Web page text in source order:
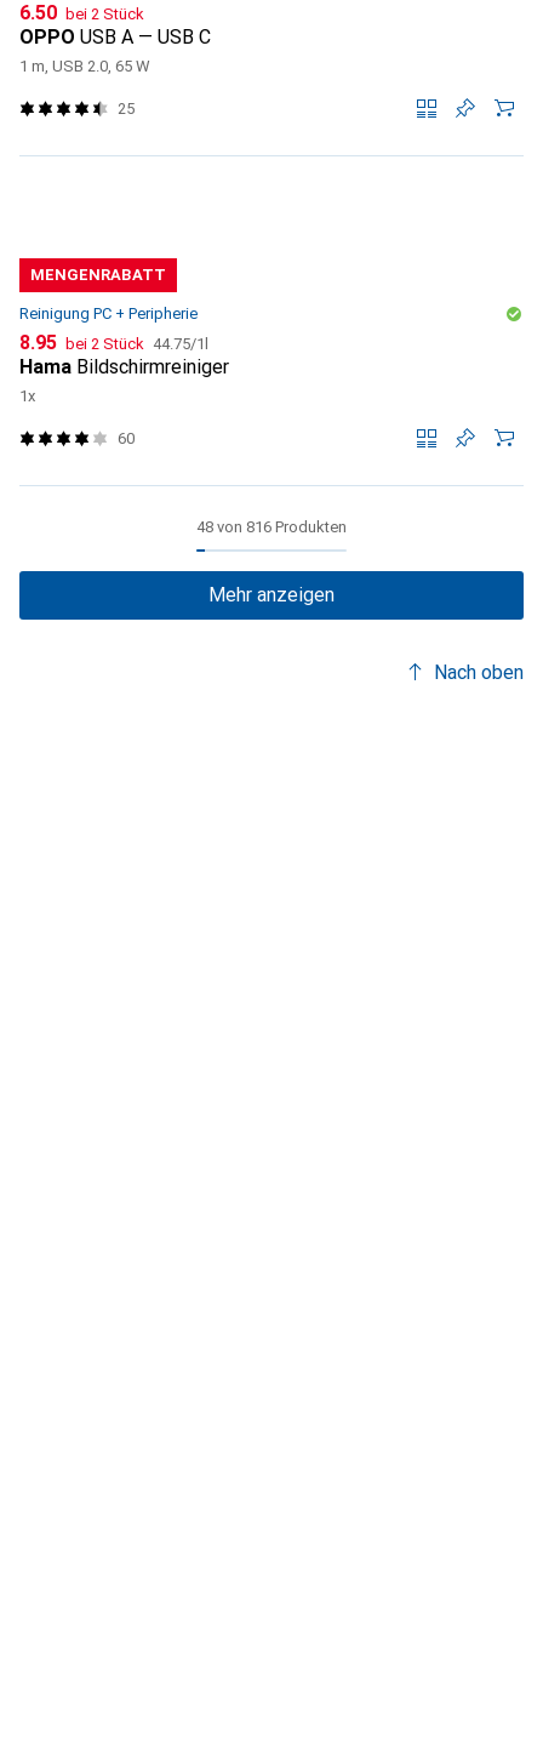
CHF
6.50 bei 2 Stück
OPPO USB A — USB C
1 m, USB 2.0, 65 W
25
MENGENRABATT
Reinigung PC + Peripherie
CHF
8.95 bei 2 Stück CHF
44.75/1l
Hama Bildschirmreiniger
1x
60
48 von 816 Produkten
Mehr anzeigen
Nach oben